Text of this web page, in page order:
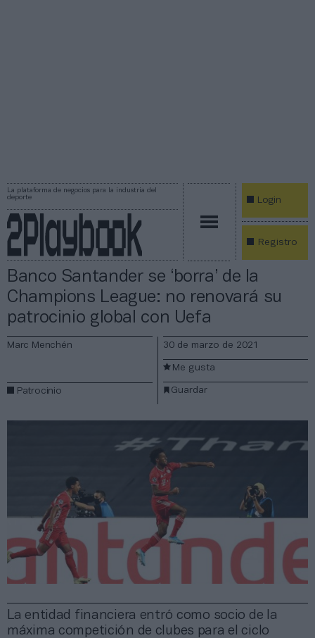
La plataforma de negocios para la industria del
deporte
Login
Registro
Banco Santander se ‘borra’ de la
Champions League: no renovará su
patrocinio global con Uefa
La entidad financiera entró como socio de la
máxima competición de clubes para el ciclo
Marc Menchén
Patrocinio
30 de marzo de 2021
Guardar
Me gusta